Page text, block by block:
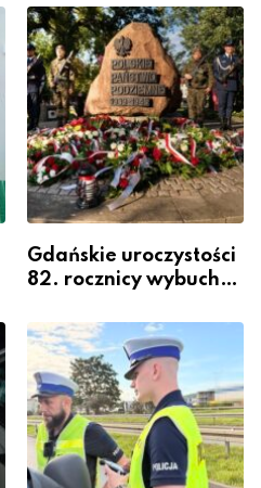
szeregach Komendy
Powiatowej
Gdańskie uroczystości
82. rocznicy wybuchu
Warszawskiego